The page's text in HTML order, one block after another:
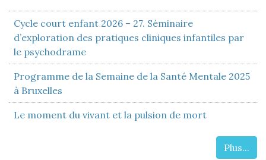
Cycle court enfant 2026 – 27. Séminaire
d’exploration des pratiques cliniques infantiles par
le psychodrame
Programme de la Semaine de la Santé Mentale 2025
à Bruxelles
Le moment du vivant et la pulsion de mort
Plus...